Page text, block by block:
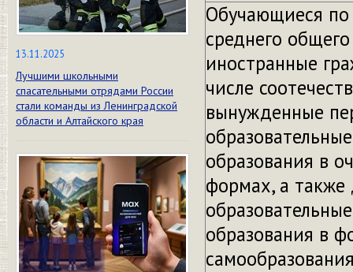
13.11.2025
Лучшими школьными
спасательными отрядами России
стали команды из Ленинградской
области и Алтайского края
Обучающиеся
среднего
иностранные
числе
вынужденные
образования в
формах, а
образования в